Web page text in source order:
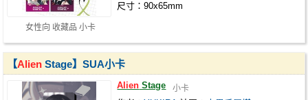
女性向 收藏品 小卡
尺寸：90x65mm
【Alien Stage】SUA小卡
Alien Stage 小卡